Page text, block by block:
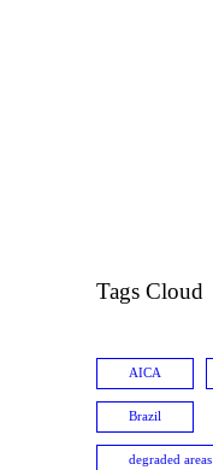
Tags Cloud
AICA
Brazil
degraded areas